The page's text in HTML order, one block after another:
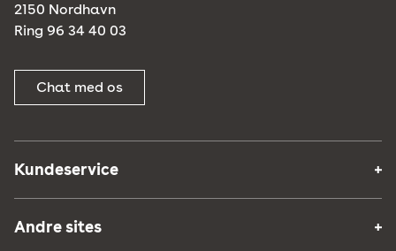
2150 Nordhavn
Ring 96 34 40 03
Chat med os
Kundeservice
Andre sites